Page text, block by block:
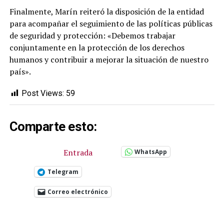
Finalmente, Marín reiteró la disposición de la entidad
para acompañar el seguimiento de las políticas públicas
de seguridad y protección: «Debemos trabajar
conjuntamente en la protección de los derechos
humanos y contribuir a mejorar la situación de nuestro
país».
Post Views: 59
Comparte esto:
Entrada WhatsApp
Telegram
Correo electrónico